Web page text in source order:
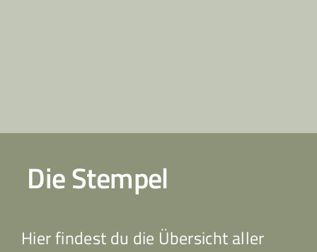
Die Stempel
Hier findest du die Übersicht aller